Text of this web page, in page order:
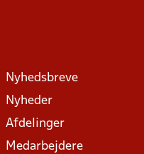
Nyhedsbreve
Nyheder
Afdelinger
Medarbejdere